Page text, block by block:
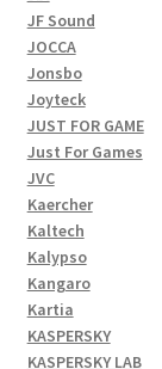
JF Sound
JOCCA
Jonsbo
Joyteck
JUST FOR GAME
Just For Games
JVC
Kaercher
Kaltech
Kalypso
Kangaro
Kartia
KASPERSKY
KASPERSKY LAB